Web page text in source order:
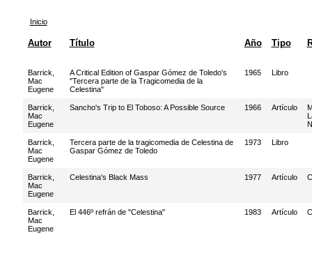
Inicio
Autor Título Año Tipo
Barrick,
Mac
Eugene
A Critical Edition of Gaspar Gómez de Toledo's
"Tercera parte de la Tragicomedia de la
Celestina"
1965 Libro
Barrick,
Mac
Eugene
Sancho's Trip to El Toboso: A Possible Source 1966 Artículo
Barrick,
Mac
Eugene
Tercera parte de la tragicomedia de Celestina de
Gaspar Gómez de Toledo
1973 Libro
Barrick,
Mac
Eugene
Celestina's Black Mass 1977 Artículo
Barrick,
Mac
Eugene
El 446º refrán de "Celestina" 1983 Artículo